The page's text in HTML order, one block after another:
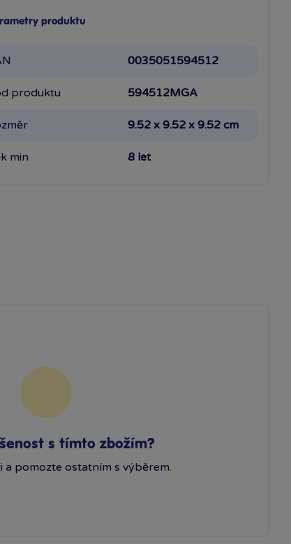
produktu
0035051594512
produktu 594512MGA
9.52 x 9.52 x 9.52 cm
min 8 let
s tímto zbožím?
a pomozte ostatním s výběrem.